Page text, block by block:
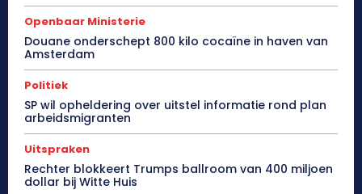
Openbaar Ministerie
Douane onderschept 800 kilo cocaïne in haven van
Amsterdam
Politiek
SP wil opheldering over uitstel informatie rond plan
arbeidsmigranten
Uitspraken
Rechter blokkeert Trumps ballroom van 400 miljoen
dollar bij Witte Huis